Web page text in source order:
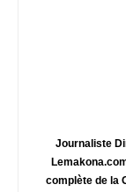
Journaliste
complète de la